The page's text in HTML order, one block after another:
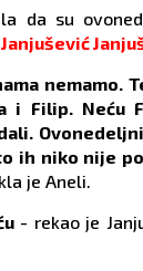
da su
nemamo.
i Filip. Neću
ih niko nije
je Aneli.
- rekao je